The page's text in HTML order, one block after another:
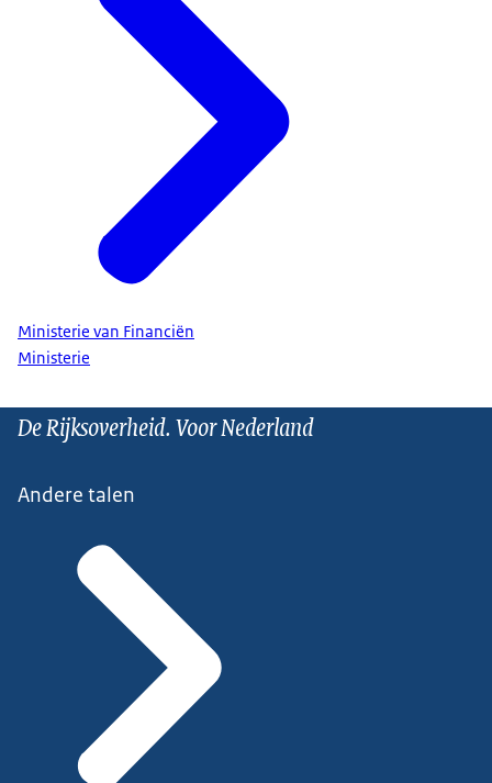
Ministerie van Financiën
Ministerie
De Rijksoverheid. Voor Nederland
Andere talen